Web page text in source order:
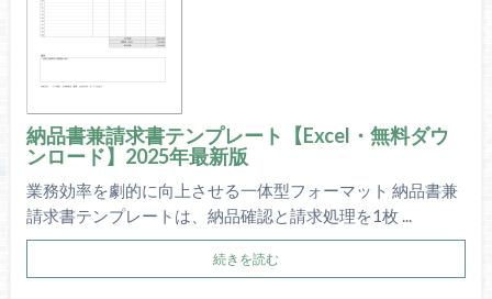
納品書兼請求書テンプレート【Excel・無料ダウ
ンロード】2025年最新版
業務効率を劇的に向上させる一体型フォーマット 納品書兼
請求書テンプレートは、納品確認と請求処理を1枚 ...
続きを読む